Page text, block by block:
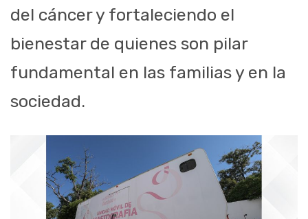
del cáncer y fortaleciendo el
bienestar de quienes son pilar
fundamental en las familias y en la
sociedad.